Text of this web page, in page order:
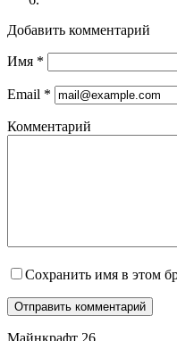
Добавить комментарий
Имя *
Email *
Комментарий
Сохранить имя в этом
Майнкрафт 26